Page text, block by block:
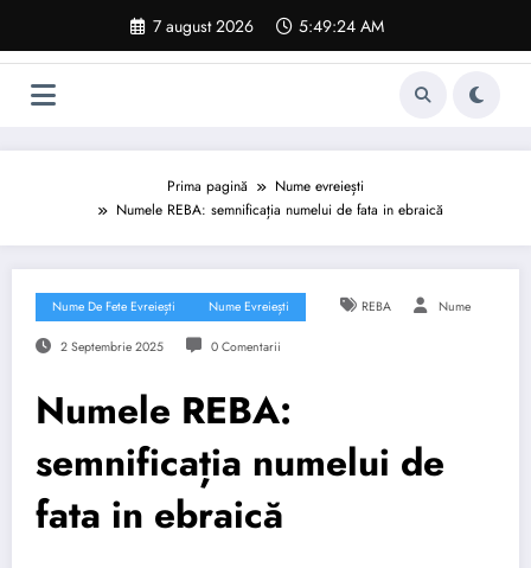
conținut
7 august 2026 5:49:25 AM
Prima pagină
Nume evreiești
Numele REBA: semnificația numelui de fata in ebraică
Nume De Fete Evreiești Nume Evreiești REBA Nume
2 Septembrie 2025 0 Comentarii
Numele REBA:
semnificația numelui de
fata in ebraică